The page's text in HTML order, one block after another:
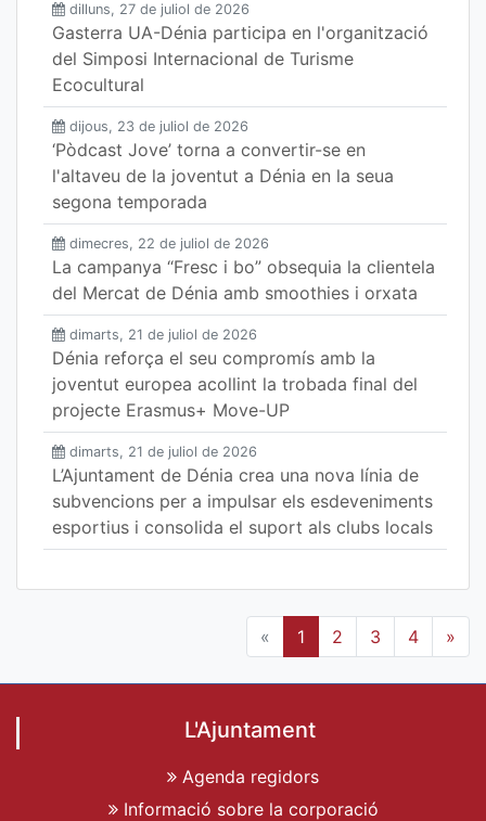
dilluns, 27 de juliol de 2026
Gasterra UA-Dénia participa en l'organització
del Simposi Internacional de Turisme
Ecocultural
dijous, 23 de juliol de 2026
‘Pòdcast Jove’ torna a convertir-se en
l'altaveu de la joventut a Dénia en la seua
segona temporada
dimecres, 22 de juliol de 2026
La campanya “Fresc i bo” obsequia la clientela
del Mercat de Dénia amb smoothies i orxata
dimarts, 21 de juliol de 2026
Dénia reforça el seu compromís amb la
joventut europea acollint la trobada final del
projecte Erasmus+ Move-UP
dimarts, 21 de juliol de 2026
L’Ajuntament de Dénia crea una nova línia de
subvencions per a impulsar els esdeveniments
esportius i consolida el suport als clubs locals
« 1 2 3 4 »
L'Ajuntament
Agenda regidors
Informació sobre la corporació